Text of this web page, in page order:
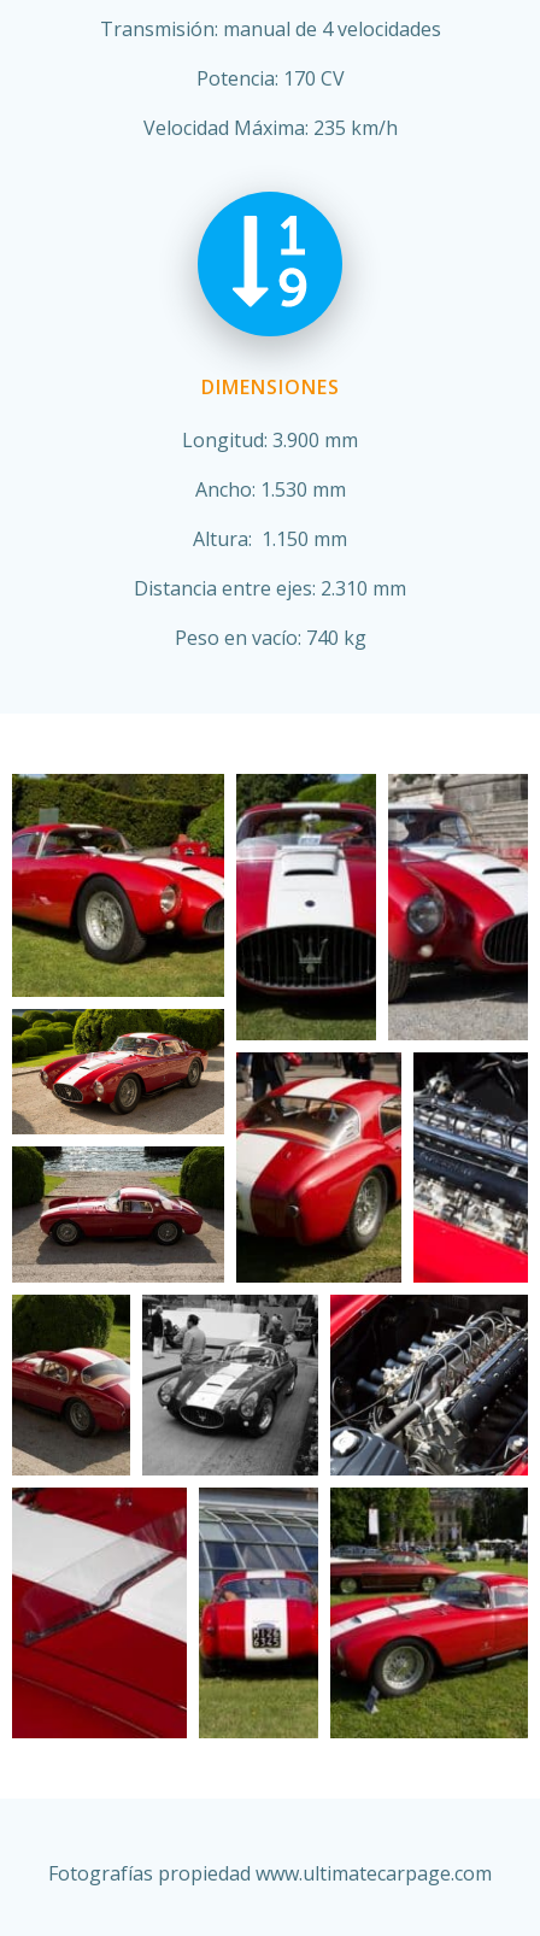
Transmisión: manual de 4 velocidades
Potencia: 170 CV
Velocidad Máxima: 235 km/h
DIMENSIONES
Longitud: 3.900 mm
Ancho: 1.530 mm
Altura: 1.150 mm
Distancia entre ejes: 2.310 mm
Peso en vacío: 740 kg
Fotografías propiedad www.ultimatecarpage.com